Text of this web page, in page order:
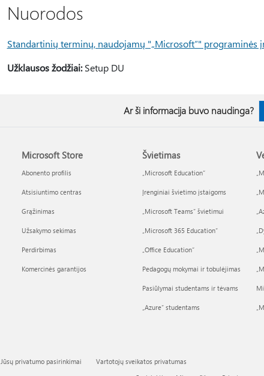
Nuorodos
Standartinių terminų, naudojamų "„Microsoft“" programinės
Užklausos žodžiai:Setup DU
Ar ši informacija buvo naudinga?
Microsoft Store
Abonento profilis
Atsisiuntimo centras
Grąžinimas
Užsakymo sekimas
Perdirbimas
Komercinės garantijos
Švietimas
„Microsoft Education“
Įrenginiai švietimo įstaigoms
„Microsoft Teams“ švietimui
„Microsoft 365 Education“
„Office Education“
Pedagogų mokymai ir tobulėjimas
Pasiūlymai studentams ir tėvams
„Azure“ studentams
Jūsų privatumo pasirinkimai
Vartotojų sveikatos privatumas